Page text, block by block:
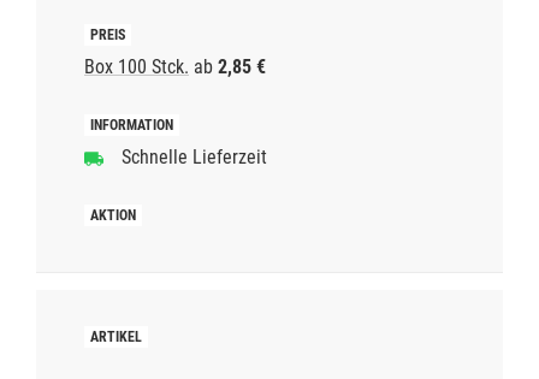
Box 100 Stck. ab 2,85 €
Schnelle Lieferzeit